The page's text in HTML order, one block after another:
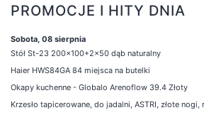
PROMOCJE I HITY DNIA
Sobota, 08 sierpnia
Stół St-23 200x100+2x50 dąb naturalny
Haier HWS84GA 84 miejsca na butelki
Okapy kuchenne - Globalo Arenoflow 39.4 Złoty
Krzesło tapicerowane, do jadalni, ASTRI, złote nogi,